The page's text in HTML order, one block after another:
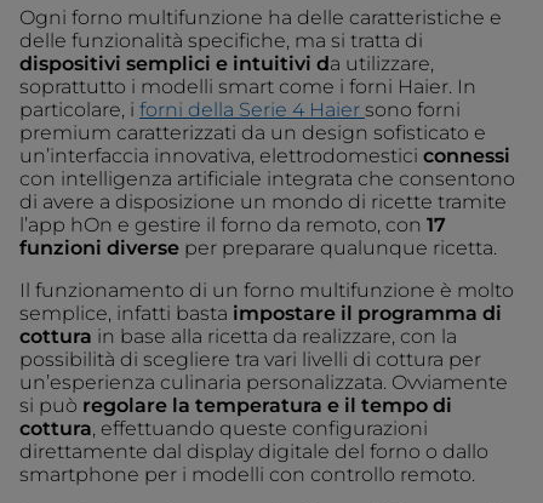
Ogni forno multifunzione ha delle caratteristiche e
delle funzionalità specifiche, ma si tratta di
dispositivi semplici e intuitivi da utilizzare,
soprattutto i modelli smart come i forni Haier. In
particolare, i forni della Serie 4 Haier sono forni
premium caratterizzati da un design sofisticato e
un’interfaccia innovativa, elettrodomestici connessi
con intelligenza artificiale integrata che consentono
di avere a disposizione un mondo di ricette tramite
l’app hOn e gestire il forno da remoto, con 17
funzioni diverse per preparare qualunque ricetta.
Il funzionamento di un forno multifunzione è molto
semplice, infatti basta impostare il programma di
cottura in base alla ricetta da realizzare, con la
possibilità di scegliere tra vari livelli di cottura per
un’esperienza culinaria personalizzata. Ovviamente
si può regolare la temperatura e il tempo di
cottura , effettuando queste configurazioni
direttamente dal display digitale del forno o dallo
smartphone per i modelli con controllo remoto.